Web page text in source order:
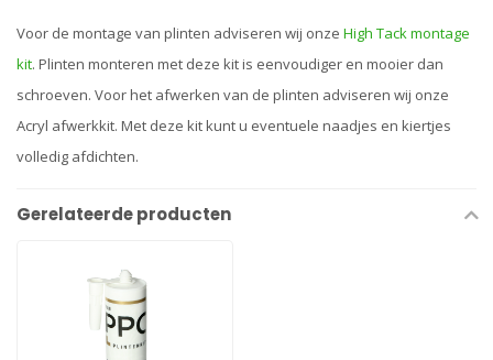
Voor de montage van plinten adviseren wij onze High Tack montage
kit. Plinten monteren met deze kit is eenvoudiger en mooier dan
schroeven. Voor het afwerken van de plinten adviseren wij onze
Acryl afwerkkit. Met deze kit kunt u eventuele naadjes en kiertjes
volledig afdichten.
Gerelateerde producten